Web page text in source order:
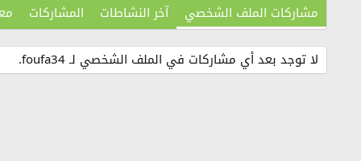
مشاركات الملف الشخصي آخر النشاطات المشاركات
لا توجد بعد أي مشاركات في الملف الشخصي لـ foufa34.